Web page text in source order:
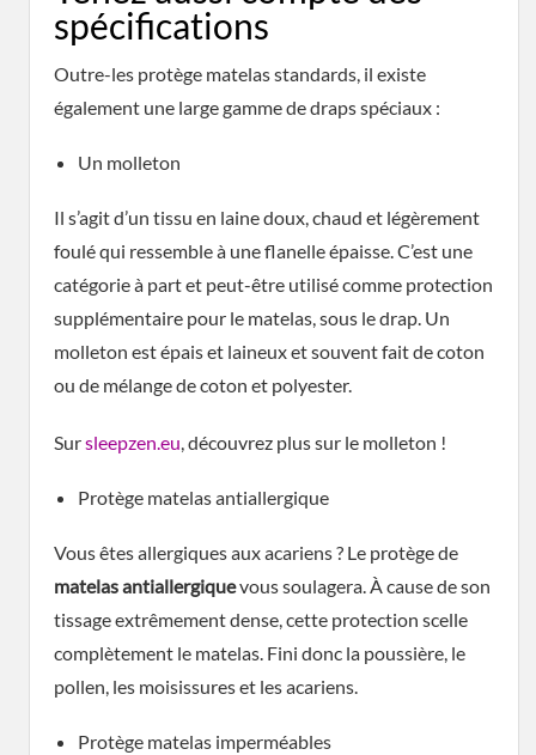
spécifications
Outre-les protège matelas standards, il existe
également une large gamme de draps spéciaux :
Un molleton
Il s’agit d’un tissu en laine doux, chaud et légèrement
foulé qui ressemble à une flanelle épaisse. C’est une
catégorie à part et peut-être utilisé comme protection
supplémentaire pour le matelas, sous le drap. Un
molleton est épais et laineux et souvent fait de coton
ou de mélange de coton et polyester.
Sursleepzen.eu, découvrez plus sur le molleton !
Protège matelas antiallergique
Vous êtes allergiques aux acariens ? Le protège de
matelas antiallergiquevous soulagera. À cause de son
tissage extrêmement dense, cette protection scelle
complètement le matelas. Fini donc la poussière, le
pollen, les moisissures et les acariens.
Protège matelas imperméables